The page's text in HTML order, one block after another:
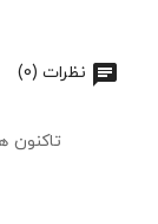
نظرات (0)
تاکنون